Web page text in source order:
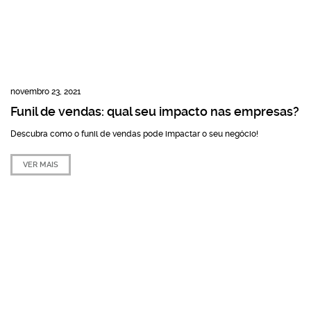
novembro 23, 2021
Funil de vendas: qual seu impacto nas empresas?
Descubra como o funil de vendas pode impactar o seu negócio!
VER MAIS